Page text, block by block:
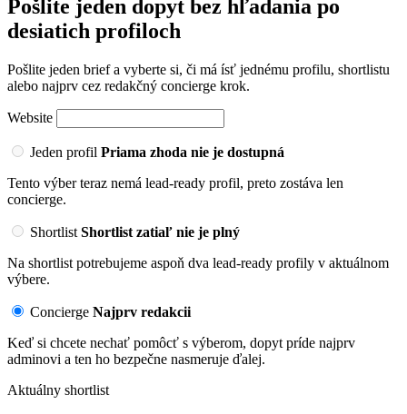
Pošlite jeden dopyt bez hľadania po
desiatich profiloch
Pošlite jeden brief a vyberte si, či má ísť jednému profilu, shortlistu
alebo najprv cez redakčný concierge krok.
Website
Jeden profil Priama zhoda nie je dostupná
Tento výber teraz nemá lead-ready profil, preto zostáva len
concierge.
Shortlist Shortlist zatiaľ nie je plný
Na shortlist potrebujeme aspoň dva lead-ready profily v aktuálnom
výbere.
Concierge Najprv redakcii
Keď si chcete nechať pomôcť s výberom, dopyt príde najprv
adminovi a ten ho bezpečne nasmeruje ďalej.
Aktuálny shortlist